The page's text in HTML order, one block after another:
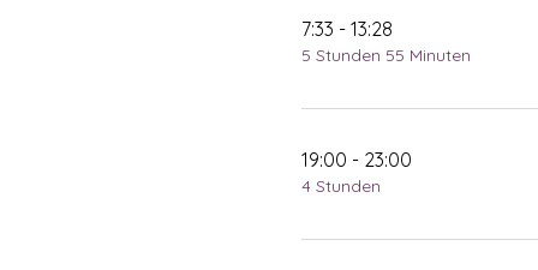
7:33 - 13:28
5 Stunden 55 Minuten
19:00 - 23:00
4 Stunden